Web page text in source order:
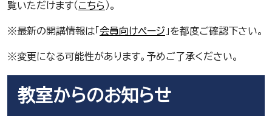
覧いただけます（ こちら ）。
※最新の開講情報は「 会員向けページ 」を都度ご確認下さい。
※変更になる可能性があります。予めご了承ください。
教室からのお知らせ